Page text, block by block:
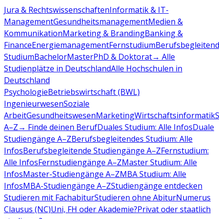
Jura & RechtswissenschaftenInformatik & IT-
ManagementGesundheitsmanagementMedien &
KommunikationMarketing & BrandingBanking &
FinanceEnergiemanagementFernstudiumBerufsbegleitend
StudiumBachelorMasterPhD & Doktorat→ Alle
Studienplätze in DeutschlandAlle Hochschulen in
Deutschland
PsychologieBetriebswirtschaft (BWL)
IngenieurwesenSoziale
ArbeitGesundheitswesenMarketingWirtschaftsinformatik
A–Z→ Finde deinen BerufDuales Studium: Alle InfosDuale
Studiengänge A–ZBerufsbegleitendes Studium: Alle
InfosBerufsbegleitende Studiengänge A–ZFernstudium:
Alle InfosFernstudiengänge A–ZMaster Studium: Alle
InfosMaster-Studiengänge A–ZMBA Studium: Alle
InfosMBA-Studiengänge A–ZStudiengänge entdecken
Studieren mit FachabiturStudieren ohne AbiturNumerus
Clausus (NC)Uni, FH oder Akademie?Privat oder staatlich